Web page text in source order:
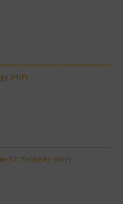
(H/F)
ST THIBERY (H/F)